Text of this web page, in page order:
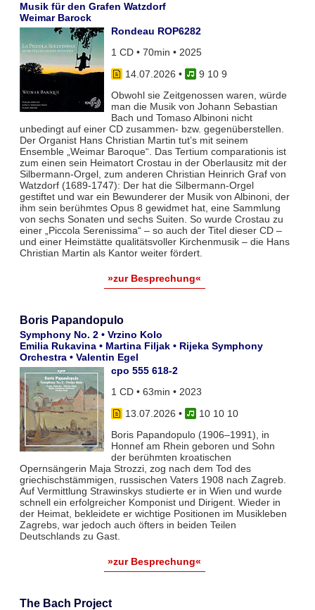
Musik für den Grafen Watzdorf
Weimar Barock
Rondeau ROP6282
1 CD • 70min • 2025
14.07.2026 •
9 10 9
Obwohl sie Zeitgenossen waren, würde
man die Musik von Johann Sebastian
Bach und Tomaso Albinoni nicht
unbedingt auf einer CD zusammen- bzw. gegenüberstellen.
Der Organist Hans Christian Martin tut’s mit seinem
Ensemble „Weimar Baroque“. Das Tertium comparationis ist
zum einen sein Heimatort Crostau in der Oberlausitz mit der
Silbermann-Orgel, zum anderen Christian Heinrich Graf von
Watzdorf (1689-1747): Der hat die Silbermann-Orgel
gestiftet und war ein Bewunderer der Musik von Albinoni, der
ihm sein berühmtes Opus 8 gewidmet hat, eine Sammlung
von sechs Sonaten und sechs Suiten. So wurde Crostau zu
einer „Piccola Serenissima“ – so auch der Titel dieser CD –
und einer Heimstätte qualitätsvoller Kirchenmusik – die Hans
Christian Martin als Kantor weiter fördert.
»zur Besprechung«
Boris Papandopulo
Symphony No. 2 • Vrzino Kolo
Emilia Rukavina • Martina Filjak • Rijeka Symphony
Orchestra • Valentin Egel
cpo 555 618-2
1 CD • 63min • 2023
13.07.2026 •
10 10 10
Boris Papandopulo (1906–1991), in
Honnef am Rhein geboren und Sohn
der berühmten kroatischen
Opernsängerin Maja Strozzi, zog nach dem Tod des
griechischstämmigen, russischen Vaters 1908 nach Zagreb.
Auf Vermittlung Strawinskys studierte er in Wien und wurde
schnell ein erfolgreicher Komponist und Dirigent. Wieder in
der Heimat, bekleidete er wichtige Positionen im Musikleben
Zagrebs, war jedoch auch öfters in beiden Teilen
Deutschlands zu Gast.
»zur Besprechung«
The Bach Project